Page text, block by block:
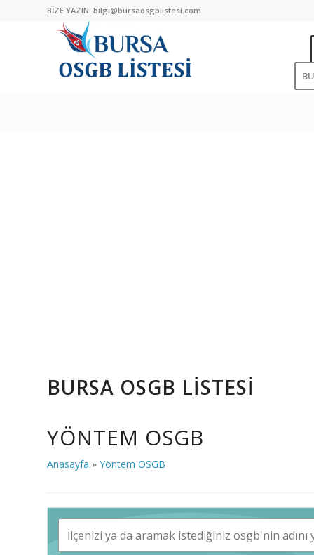
BİZE YAZIN: bilgi@bursaosgblistesi.com
BURSA OSGB LİSTESİ
YÖNTEM OSGB
Anasayfa » Yöntem OSGB